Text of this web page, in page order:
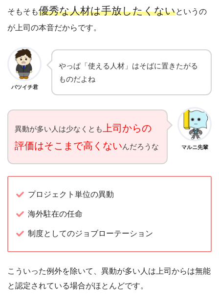
そもそも優秀な人材は手放したくないというの
が上司の本音だからです。
バツイチ君
やっぱ「使える人材」はそばに置きたがる
ものだよね
マルニ先輩
異動が多い人は少なくとも
上司からの
評価はそこまで高くないんだろうな
プロジェクト単位の異動
海外駐在の任命
制度としてのジョブローテーション
こういった例外を除いて、異動が多い人は上司からは無能
と認定されている場合がほとんどです。